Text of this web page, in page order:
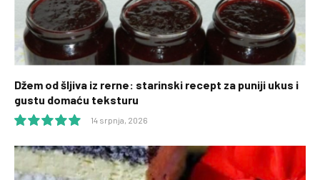
Džem od šljiva iz rerne: starinski recept za puniji ukus i
gustu domaću teksturu
10.0
14 srpnja, 2026